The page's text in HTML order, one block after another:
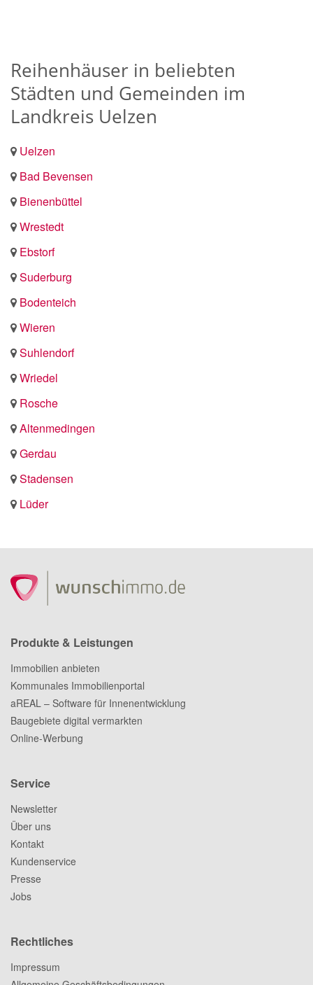
Reihenhäuser in beliebten
Städten und Gemeinden im
Landkreis Uelzen
Uelzen
Bad Bevensen
Bienenbüttel
Wrestedt
Ebstorf
Suderburg
Bodenteich
Wieren
Suhlendorf
Wriedel
Rosche
Altenmedingen
Gerdau
Stadensen
Lüder
Produkte & Leistungen
Immobilien anbieten
Kommunales Immobilienportal
aREAL – Software für Innenentwicklung
Baugebiete digital vermarkten
Online-Werbung
Service
Newsletter
Über uns
Kontakt
Kundenservice
Presse
Jobs
Rechtliches
Impressum